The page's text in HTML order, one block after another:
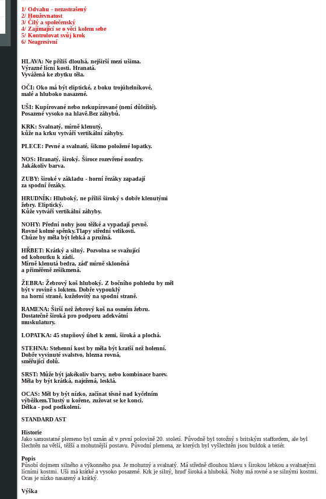
1/ Odvahu - nezastrašený
2/ Houževnatost
3/ Čilý a společenský
4/ Zajímající se o věci kolem sebe
5/ Kontrolovat svůj krok
6/ Neagresivní
HLAVA: Ne příliš dlouhá, nejširší mezi ušima.
Výrazné lícní kosti. Hranatá.
Vyvážená ke zbytku těla.
OČI: Oko má být eliptické, z boku trojúhelníkové,
malé a hluboko nasazené.
UŠI: Kupírované nebo nekupírované (není důležité).
Posazené vysoko na hlavě.Bez záhybů.
KRK: Svalnatý, mírně klenutý,
kůže na krku vytváří vertikální záhyby.
PLECE: Pevné a svalnaté, šikmo položené lopatky.
NOS: Hranatý, široký. Široce rozevřené nozdry.
Jakákoliv barva.
ZUBY: široké v základu - horní řezáky zapadají
za spodní řezáky.
HRUDNÍK: Hluboký, ne příliš široký s dobře klenutými
žebry. Eliptický.
Kůže vytváří vertikální záhyby.
NOHY: Přední nohy jsou těžké a vypadají pevně.
Rovné kolmé spěnky.Tlapy střední velikosti.
Chůze by měla být lehká a pružná.
HŘBET: Krátký a silný. Pozvolna se svažující
od kohoutku k zádi.
Mírně klenutá bedra, záď mírně skloněná
a přiměřeně zešikmená.
ŽEBRA: Žebrový koš hluboký. Z bočního pohledu by měl
být v rovině s loktem. Dobře vypouklý
na horní straně, kuželovitý na spodní straně.
RAMENA: Širší než žebrový koš na osmém žebru.
Dostatečně široká pro podporu adekvátní
muskulatury.
LOPATKA: 45 stupňový úhel k zemi, široká a plochá.
STEHNA: Stehenní kost by měla být kratší než holenní.
Dobře vyvinuté svalstvo, hlezna rovná,
směřující dolů.
SRST: Může být jakékoliv barvy, nebo kombinace barev.
Měla by být krátká, naježená, lesklá.
OCAS: Měl by být nízko, začínat těsně nad kyčelním
výběžkem.Tlustý u kořene, zužovat se ke konci.
Délka - pod podkolení.
STANDARD AST
Historie
Jako samostatné plemeno byl uznán až v první polovině 20. století. Původně byl totožný s britským staffordem, ale byl
šlechtěn na větší, těžší a mohutnější postavu. Původní plemena, ze kterých byl vyšlechtěn jsou buldok a teriér.
Popis
Působí dojmem silného a výkonného psa. Je mohutný a svalnatý. Má středně dlouhou hlavu s širokou lebkou a svalnatými
lícními kostmi. Uši má krátké a vysoko posazené. Krk je silný, hruď široká a hluboká. Nohy má rovné a se silnými kostmi.
Ocas je nízko nasazený a krátký.
Výška